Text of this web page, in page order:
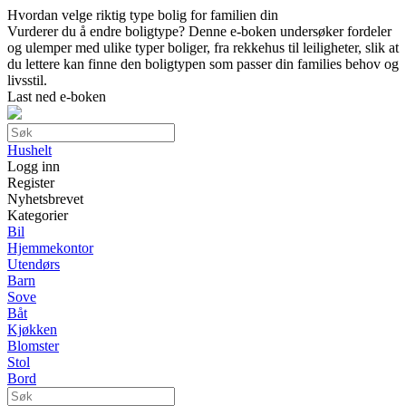
Hvordan velge riktig type bolig for familien din
Vurderer du å endre boligtype? Denne e-boken undersøker fordeler
og ulemper med ulike typer boliger, fra rekkehus til leiligheter, slik at
du lettere kan finne den boligtypen som passer din families behov og
livsstil.
Last ned e-boken
Hushelt
Logg inn
Register
Nyhetsbrevet
Kategorier
Bil
Hjemmekontor
Utendørs
Barn
Sove
Båt
Kjøkken
Blomster
Stol
Bord